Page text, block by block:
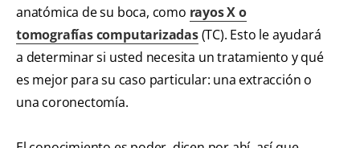
anatómica de su boca, como rayos X o
tomografías computarizadas(TC). Esto le ayudará
a determinar si usted necesita un tratamiento y qué
es mejor para su caso particular: una extracción o
una coronectomía.